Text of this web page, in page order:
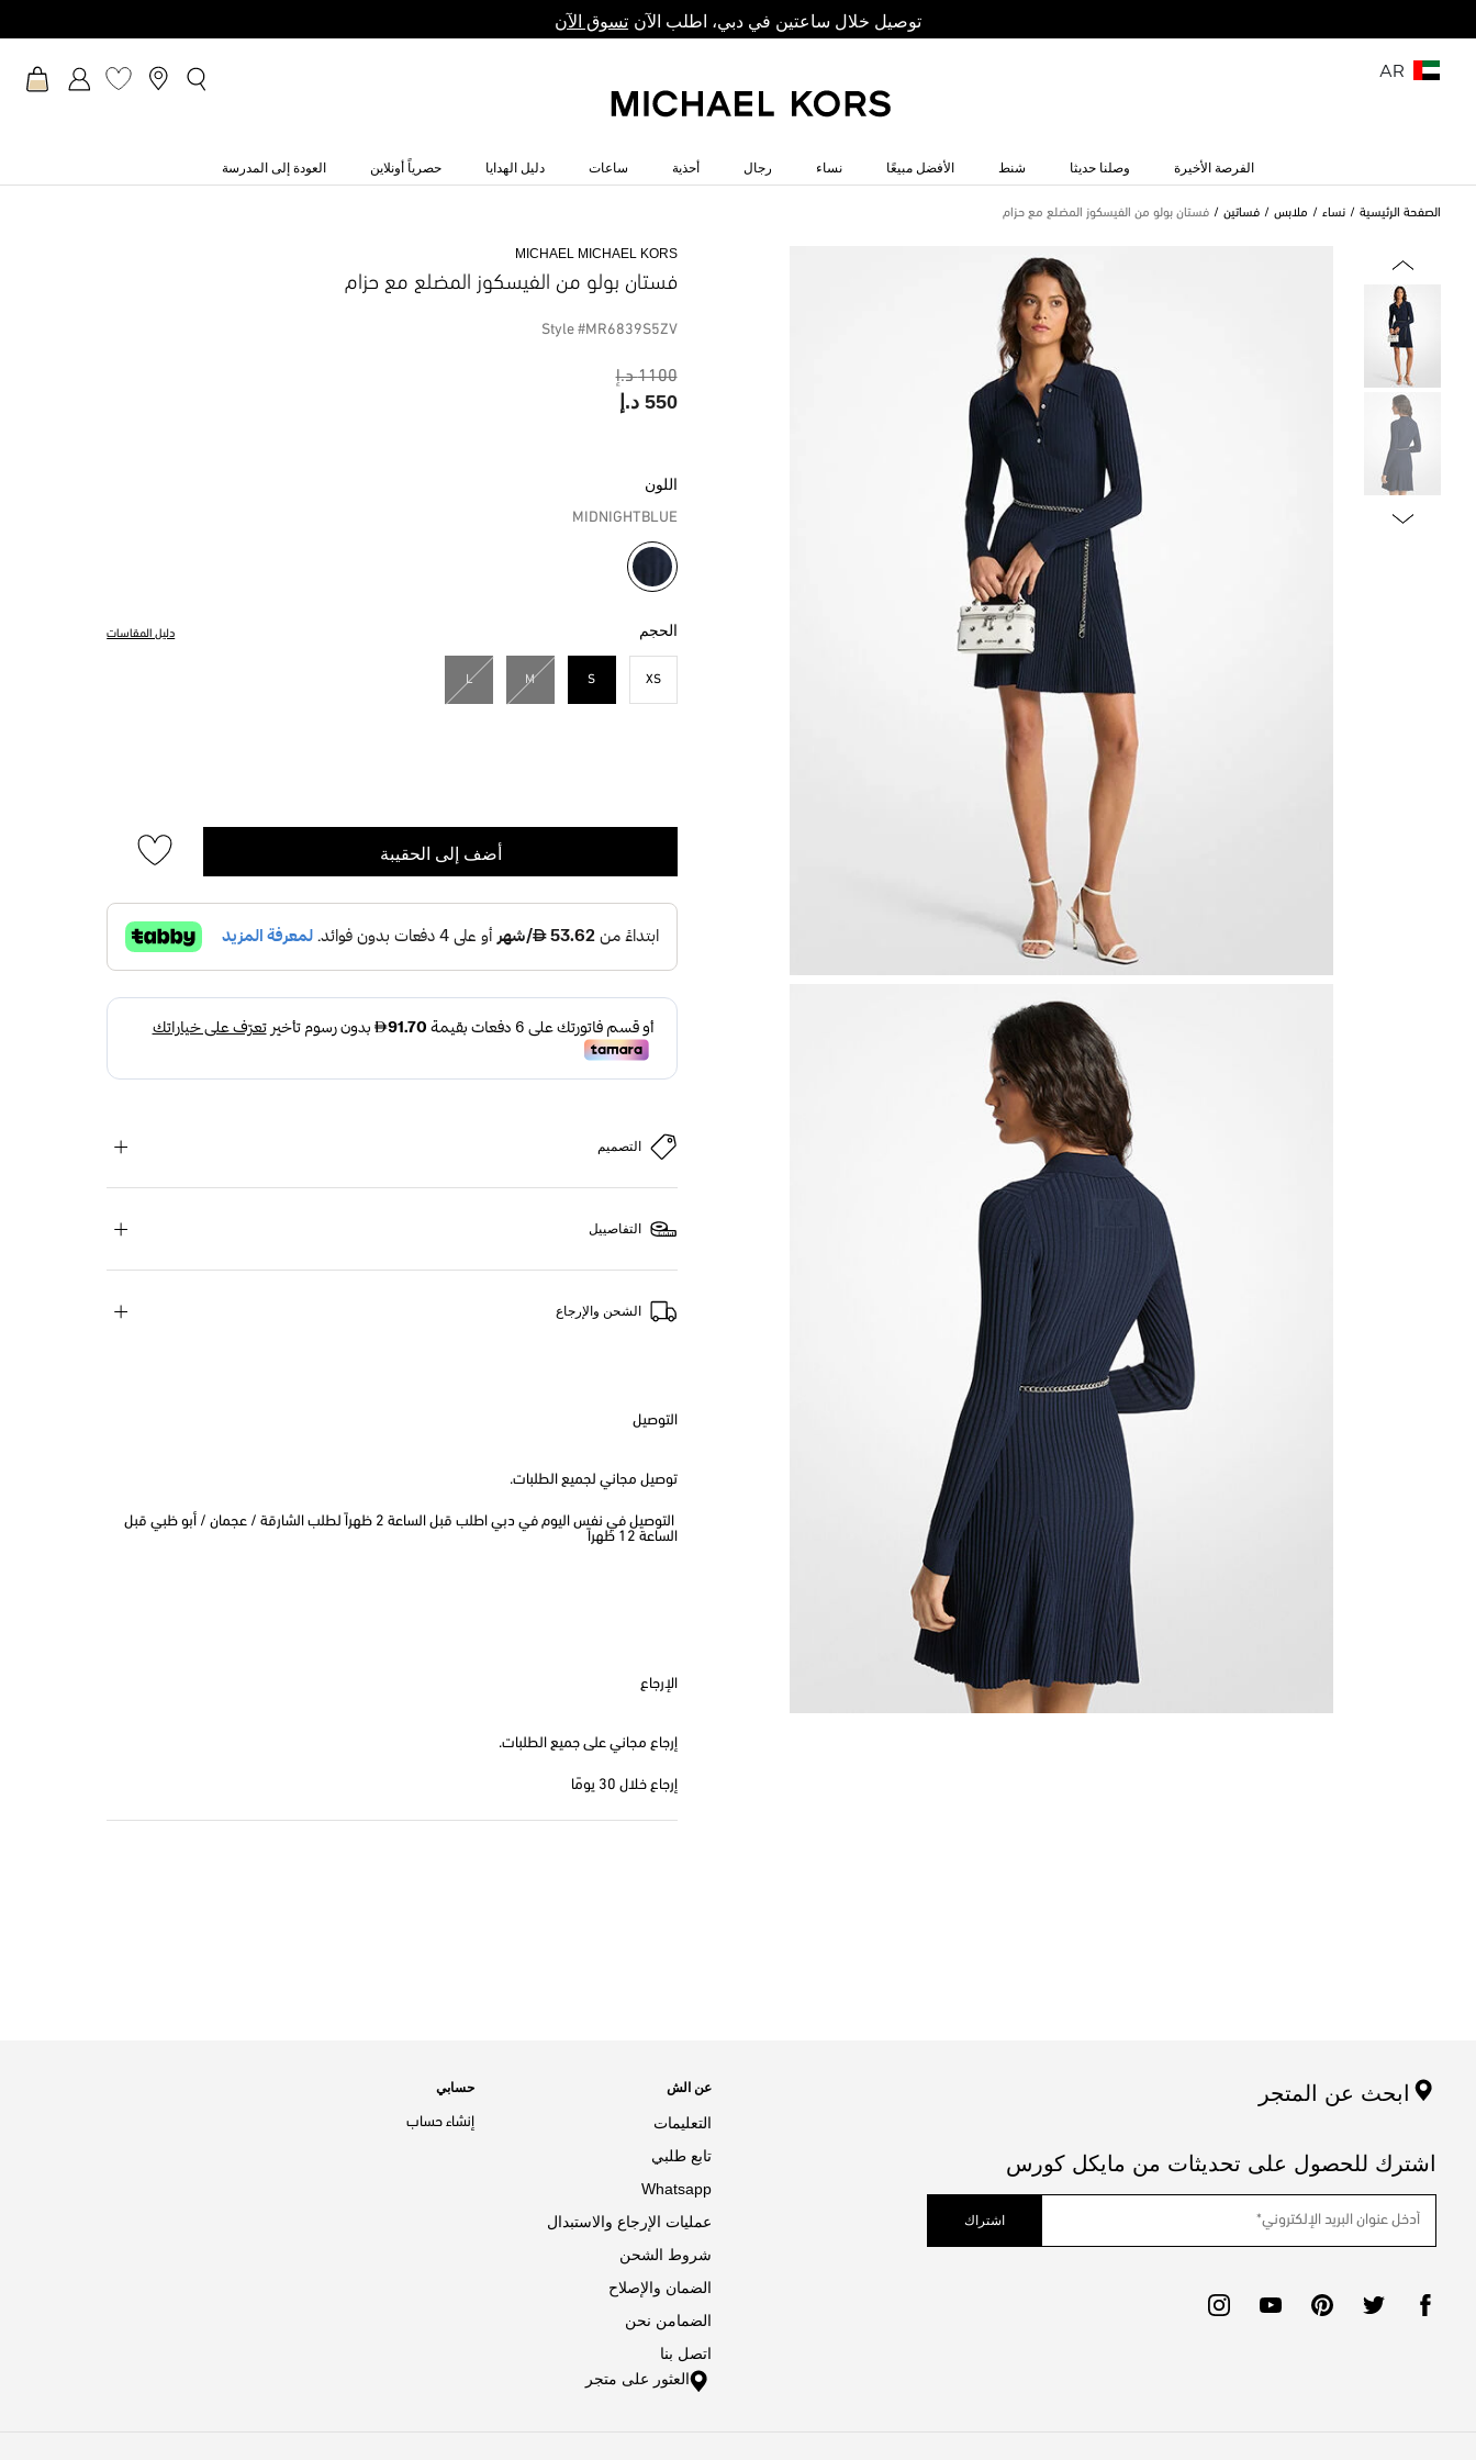
توصيل خلال ساعتين في دبي، اطلب الآن تسوق الآن
AR
الفرصة الأخيرة وصلنا حديثا شنط الأفضل مبيعًا نساء رجال أحذية ساعات دليل الهدايا حصرياً أونلاين العودة إلى المدرسة
الصفحة الرئيسية نساء ملابس فساتين فستان بولو من الفيسكوز المضلع مع حزام
MICHAEL MICHAEL KORS
فستان بولو من الفيسكوز المضلع مع حزام
Style #MR6839S5ZV
1100 د.إ
550 د.إ
اللون
MIDNIGHTBLUE
مختار
الحجم دليل المقاسات
XS
S
M
L
أضف إلى الحقيبة
التصميم
التفاصييل
الشحن والإرجاع
التوصيل
توصيل مجاني لجميع الطلبات.
التوصيل في نفس اليوم في دبي اطلب قبل الساعة 2 ظهراً لطلب الشارقة / عجمان / أبو ظبي قبل
الساعة 12 ظهراً
الإرجاع
إرجاع مجاني على جميع الطلبات.
إرجاع خلال 30 يومًا
ابحث عن المتجر
اشترك للحصول على تحديثات من مايكل كورس
اشتراك
عن الش
التعليمات
تابع طلبي
Whatsapp
عمليات الإرجاع والاستبدال
شروط الشحن
الضمان والإصلاح
الضمامن نحن
اتصل بنا
العثور على متجر
حسابي
إنشاء حساب